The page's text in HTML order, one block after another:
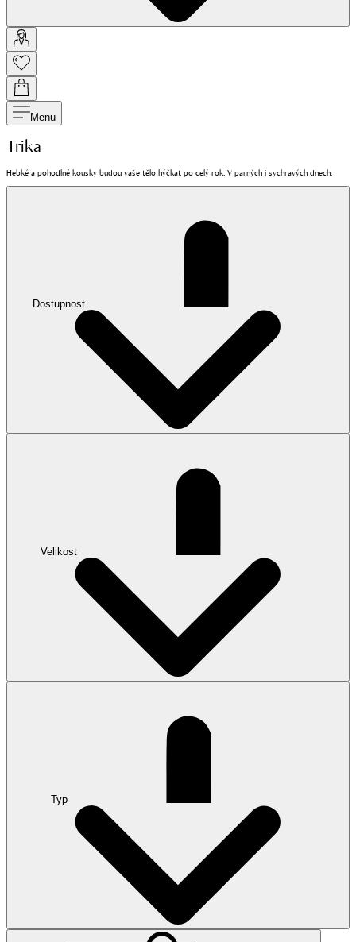
Menu
Trika
Hebké a pohodlné kousky budou vaše tělo hýčkat po celý rok. V parných i sychravých dnech.
Dostupnost
Velikost
Typ